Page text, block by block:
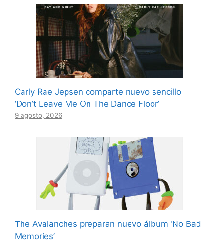
Carly Rae Jepsen comparte nuevo sencillo
‘Don’t Leave Me On The Dance Floor’
9 agosto, 2026
The Avalanches preparan nuevo álbum ‘No Bad
Memories’